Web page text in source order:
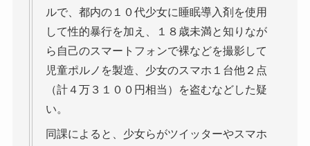
ルで、都内の１０代少女に睡眠導入剤を使用
して性的暴行を加え、１８歳未満と知りなが
ら自己のスマートフォンで裸などを撮影して
児童ポルノを製造、少女のスマホ１台他２点
（計４万３１００円相当）を盗むなどした疑
い。
同課によると、少女らがツイッターやスマホ